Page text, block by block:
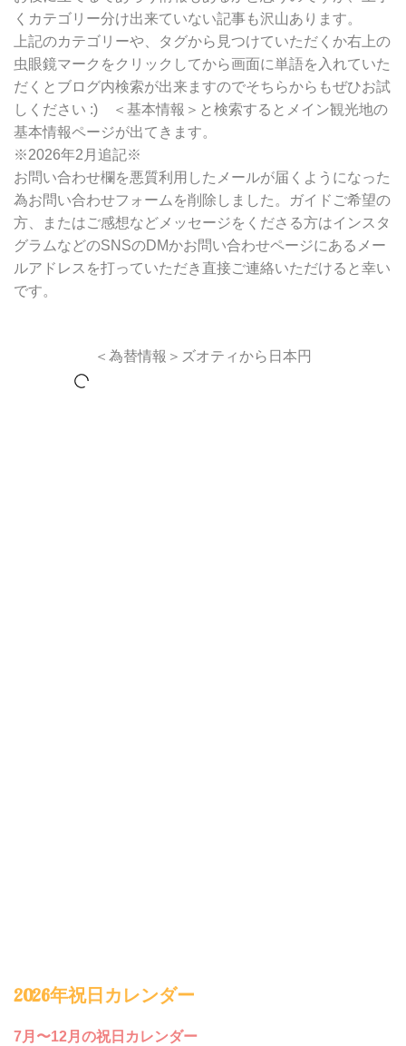
くカテゴリー分け出来ていない記事も沢山あります。
上記のカテゴリーや、タグから見つけていただくか右上の
虫眼鏡マークをクリックしてから画面に単語を入れていた
だくとブログ内検索が出来ますのでそちらからもぜひお試
しください :) ＜基本情報＞と検索するとメイン観光地の
基本情報ページが出てきます。
※2026年2月追記※
お問い合わせ欄を悪質利用したメールが届くようになった
為お問い合わせフォームを削除しました。ガイドご希望の
方、またはご感想などメッセージをくださる方はインスタ
グラムなどのSNSのDMかお問い合わせページにあるメー
ルアドレスを打っていただき直接ご連絡いただけると幸い
です。
＜為替情報＞ズオティから日本円
2026年祝日カレンダー
7月〜12月の祝日カレンダー